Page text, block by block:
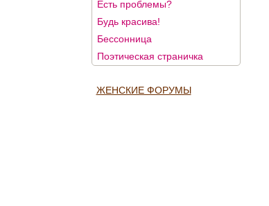
Есть проблемы?
Будь красива!
Бессонница
Поэтическая страничка
ЖЕНСКИЕ ФОРУМЫ